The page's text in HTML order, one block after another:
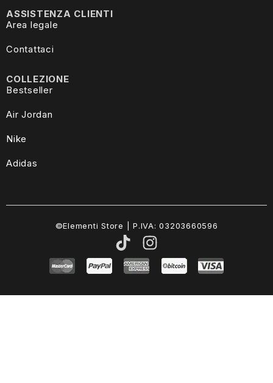
COLLEZIONE
Bestseller
Air Jordan
Nike
Adidas
ASSISTENZA CLIENTI
Area legale
Contattaci
©Elementi Store | P.IVA: 03203660596